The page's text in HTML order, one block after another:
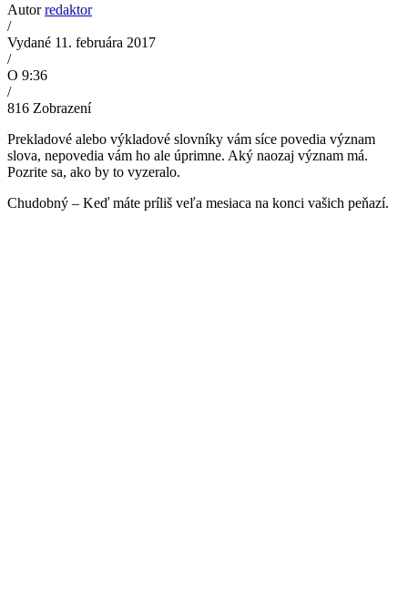
Autorredaktor
/
Vydané 11. februára 2017
/
O 9:36
/
816 Zobrazení
Prekladové alebo výkladové slovníky vám síce povedia význam
slova, nepovedia vám ho ale úprimne. Aký naozaj význam má.
Pozrite sa, ako by to vyzeralo.
Chudobný – Keď máte príliš veľa mesiaca na konci vašich peňazí.